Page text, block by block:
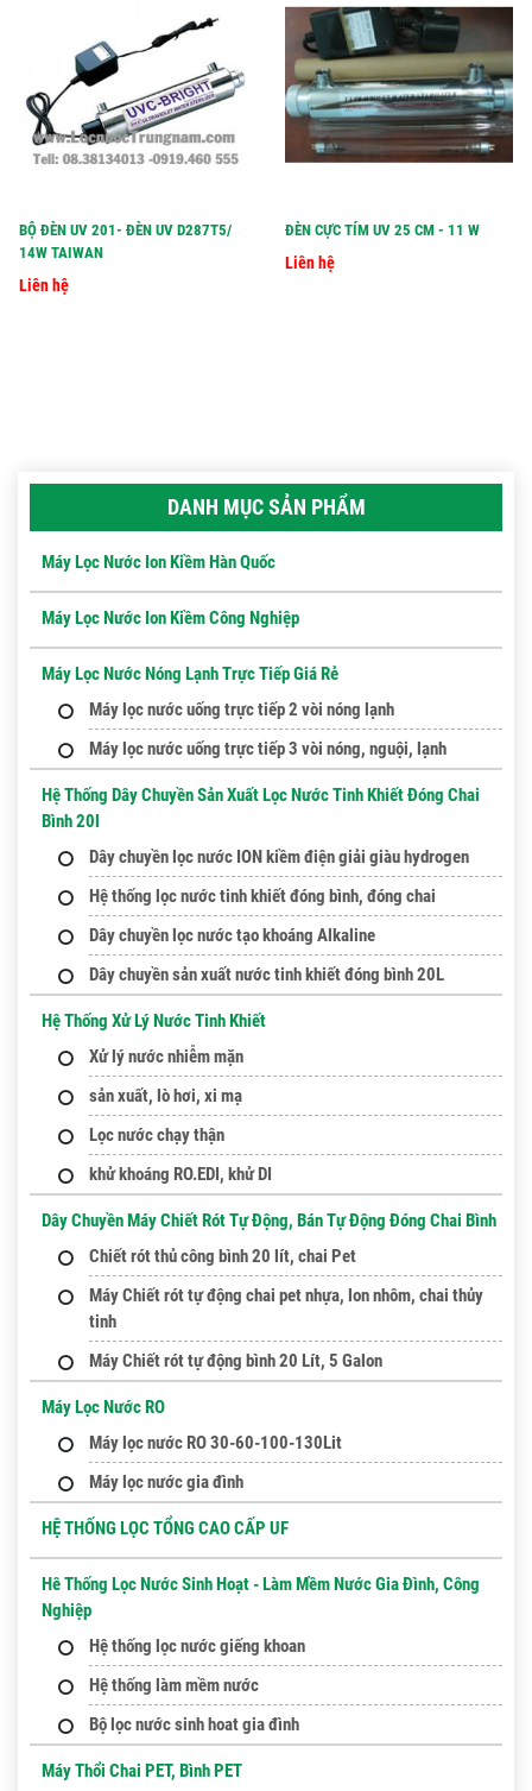
BỘ ĐÈN UV 201- ĐÈN UV D287T5/
14W TAIWAN
Liên hệ
ĐÈN CỰC TÍM UV 25 CM - 11 W
Liên hệ
DANH MỤC SẢN PHẨM
Máy Lọc Nước Ion Kiềm Hàn Quốc
Máy Lọc Nước Ion Kiềm Công Nghiệp
Máy Lọc Nước Nóng Lạnh Trực Tiếp Giá Rẻ
Máy lọc nước uống trực tiếp 2 vòi nóng lạnh
Máy lọc nước uống trực tiếp 3 vòi nóng, nguội, lạnh
Hệ Thống Dây Chuyền Sản Xuất Lọc Nước Tinh Khiết Đóng Chai
Bình 20l
Dây chuyền lọc nước ION kiềm điện giải giàu hydrogen
Hệ thống lọc nước tinh khiết đóng bình, đóng chai
Dây chuyền lọc nước tạo khoáng Alkaline
Dây chuyền sản xuất nước tinh khiết đóng bình 20L
Hệ Thống Xử Lý Nước Tinh Khiết
Xử lý nước nhiễm mặn
sản xuất, lò hơi, xi mạ
Lọc nước chạy thận
khử khoáng RO.EDI, khử DI
Dây Chuyền Máy Chiết Rót Tự Động, Bán Tự Động Đóng Chai Bình
Chiết rót thủ công bình 20 lít, chai Pet
Máy Chiết rót tự động chai pet nhựa, lon nhôm, chai thủy
tinh
Máy Chiết rót tự động bình 20 Lít, 5 Galon
Máy Lọc Nước RO
Máy lọc nước RO 30-60-100-130Lit
Máy lọc nước gia đình
HỆ THỐNG LỌC TỔNG CAO CẤP UF
Hê Thống Lọc Nước Sinh Hoạt - Làm Mềm Nước Gia Đình, Công
Nghiệp
Hệ thống lọc nước giếng khoan
Hệ thống làm mềm nước
Bộ lọc nước sinh hoat gia đình
Máy Thổi Chai PET, Bình PET